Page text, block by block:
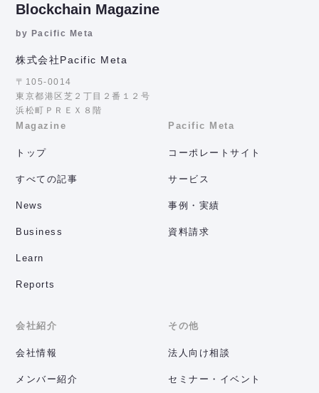
Blockchain Magazine
by Pacific Meta
株式会社Pacific Meta
〒105-0014
東京都港区芝２丁目２番１２号
浜松町ＰＲＥＸ８階
Magazine
トップ
すべての記事
News
Business
Learn
Reports
Pacific Meta
コーポレートサイト
サービス
事例・実績
資料請求
会社紹介
会社情報
メンバー紹介
その他
法人向け相談
セミナー・イベント